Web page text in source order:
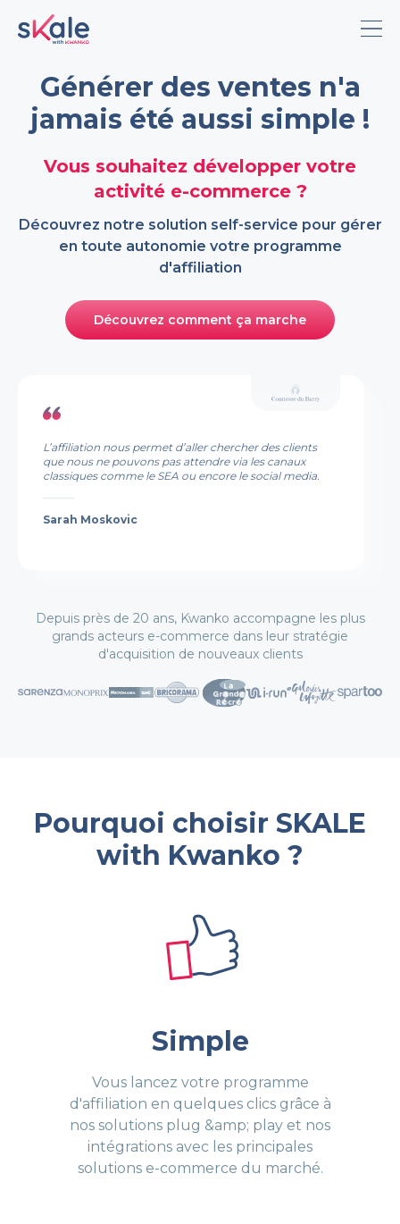
Fonctionnalités
Simulateur
Blog
Français
Inscription Connexion Prendre un RDV
Générer des ventes n'a
jamais été aussi simple !
Vous souhaitez développer votre
activité e-commerce ?
Découvrez notre solution self-service pour gérer
en toute autonomie votre programme
d'affiliation
Découvrez comment ça marche
L’affiliation nous permet d’aller chercher des clients
que nous ne pouvons pas attendre via les canaux
classiques comme le SEA ou encore le social media.
Sarah Moskovic
Depuis près de 20 ans, Kwanko accompagne les plus
grands acteurs e-commerce dans leur stratégie
d'acquisition de nouveaux clients
Pourquoi choisir SKALE
with Kwanko ?
Simple
Vous lancez votre programme
d'affiliation en quelques clics grâce à
nos solutions plug &amp; play et nos
intégrations avec les principales
solutions e-commerce du marché.